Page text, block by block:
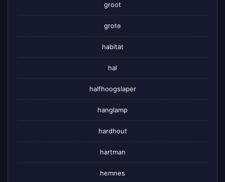
groot
grote
habitat
hal
halfhoogslaper
hanglamp
hardhout
hartman
hemnes